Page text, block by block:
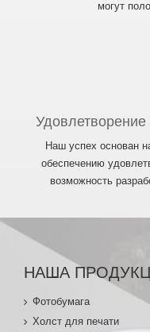
могут
Удовлетворение
Наш успех основан
обеспечению
возможность
НАША
Фотобумага
Холст для печати